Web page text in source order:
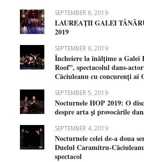
SEPTEMBER 6, 2019
LAUREAŢII GALEI
2019
SEPTEMBER 6, 2019
Încheiere la înălțime a Galei
Roof”, spectacolul dans-
Căciuleanu cu concurenți ai
SEPTEMBER 5, 2019
Nocturnele HOP 2019: O
despre arta și provocările
SEPTEMBER 4, 2019
Nocturnele celei de-a doua
Duelul Caramitru-
spectacol